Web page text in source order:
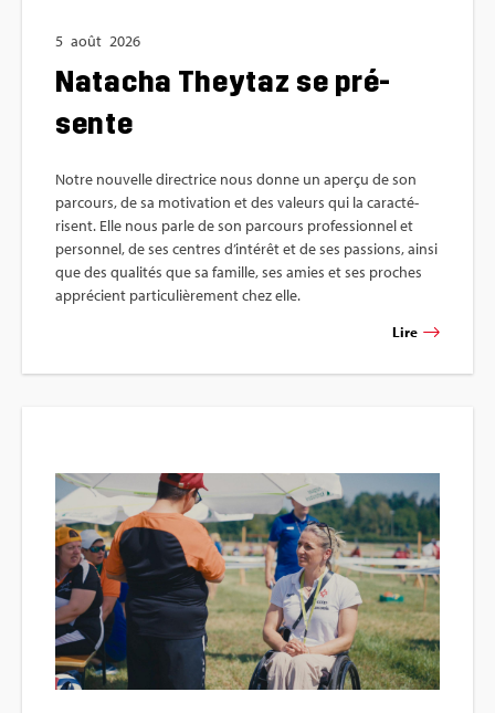
5 août 2026
Nata­cha They­taz se pré­
sente
Notre nou­velle direc­trice nous donne un aperçu de son
par­cours, de sa moti­va­tion et des valeurs qui la carac­té­
risent. Elle nous parle de son par­cours pro­fes­sion­nel et
per­son­nel, de ses centres d’in­té­rêt et de ses pas­sions, ainsi
que des qua­li­tés que sa famille, ses amies et ses proches
appré­cient par­ti­cu­liè­re­ment chez elle.
Lire